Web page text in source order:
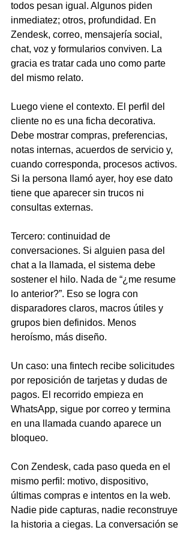
todos pesan igual. Algunos piden
inmediatez; otros, profundidad. En
Zendesk, correo, mensajería social,
chat, voz y formularios conviven. La
gracia es tratar cada uno como parte
del mismo relato.
Luego viene el contexto. El perfil del
cliente no es una ficha decorativa.
Debe mostrar compras, preferencias,
notas internas, acuerdos de servicio y,
cuando corresponda, procesos activos.
Si la persona llamó ayer, hoy ese dato
tiene que aparecer sin trucos ni
consultas externas.
Tercero: continuidad de
conversaciones. Si alguien pasa del
chat a la llamada, el sistema debe
sostener el hilo. Nada de “¿me resume
lo anterior?”. Eso se logra con
disparadores claros, macros útiles y
grupos bien definidos. Menos
heroísmo, más diseño.
Un caso: una fintech recibe solicitudes
por reposición de tarjetas y dudas de
pagos. El recorrido empieza en
WhatsApp, sigue por correo y termina
en una llamada cuando aparece un
bloqueo.
Con Zendesk, cada paso queda en el
mismo perfil: motivo, dispositivo,
últimas compras e intentos en la web.
Nadie pide capturas, nadie reconstruye
la historia a ciegas. La conversación se